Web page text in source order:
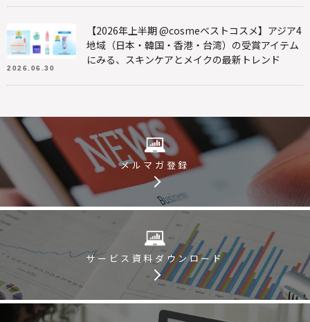
2026.06.30
【2026年上半期 @cosmeベストコスメ】アジア4
地域（日本・韓国・香港・台湾）の受賞アイテム
にみる、スキンケアとメイクの最新トレンド
メルマガ登録
サービス資料 ダウンロード